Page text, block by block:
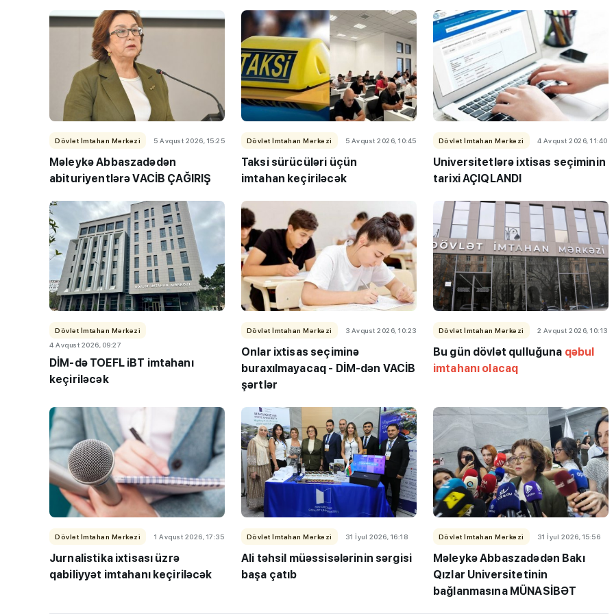
Dövlət İmtahan Mərkəzi 5 Avqust 2026, 15:25
Məleykə Abbaszadədən
abituriyentlərə VACİB ÇAĞIRIŞ
Dövlət İmtahan Mərkəzi 5 Avqust 2026, 10:45
Taksi sürücüləri üçün
imtahan keçiriləcək
Dövlət İmtahan Mərkəzi 4 Avqust 2026, 11:40
Universitetlərə ixtisas seçiminin
tarixi AÇIQLANDI
Dövlət İmtahan Mərkəzi
4 Avqust 2026, 09:27
DİM-də TOEFL iBT imtahanı
keçiriləcək
Dövlət İmtahan Mərkəzi 3 Avqust 2026, 10:23
Onlar ixtisas seçiminə
buraxılmayacaq - DİM-dən VACİB
şərtlər
Dövlət İmtahan Mərkəzi 2 Avqust 2026, 10:13
Bu gün dövlət qulluğuna qəbul
imtahanı olacaq
Dövlət İmtahan Mərkəzi 1 Avqust 2026, 17:35
Jurnalistika ixtisası üzrə
qabiliyyət imtahanı keçiriləcək
Dövlət İmtahan Mərkəzi 31 İyul 2026, 16:18
Ali təhsil müəssisələrinin sərgisi
başa çatıb
Dövlət İmtahan Mərkəzi 31 İyul 2026, 15:56
Məleykə Abbaszadədən Bakı
Qızlar Universitetinin
bağlanmasına MÜNASİBƏT
“Həftənin təhsil icmalı”- MİQ,
lisey seçimi, bağçalar və qəbul
imtahanları...
"Həftənin təhsil icmalı": Qəbul
marafonu başa çatdı,
müəllimlərin nəticələri dəyişdi...
TİF “Maarifçi” tələbə-
məzunlarla görüş keçirib
"3-5 balı çatmadığı üçün
gələcəyin həkimi kimya
müəllimi olur"